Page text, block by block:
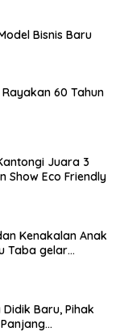
Bisnis Baru
60 Tahun
Juara 3
Show Eco Friendly
Kenakalan Anak
Taba gelar
Baru, Pihak
Panjang